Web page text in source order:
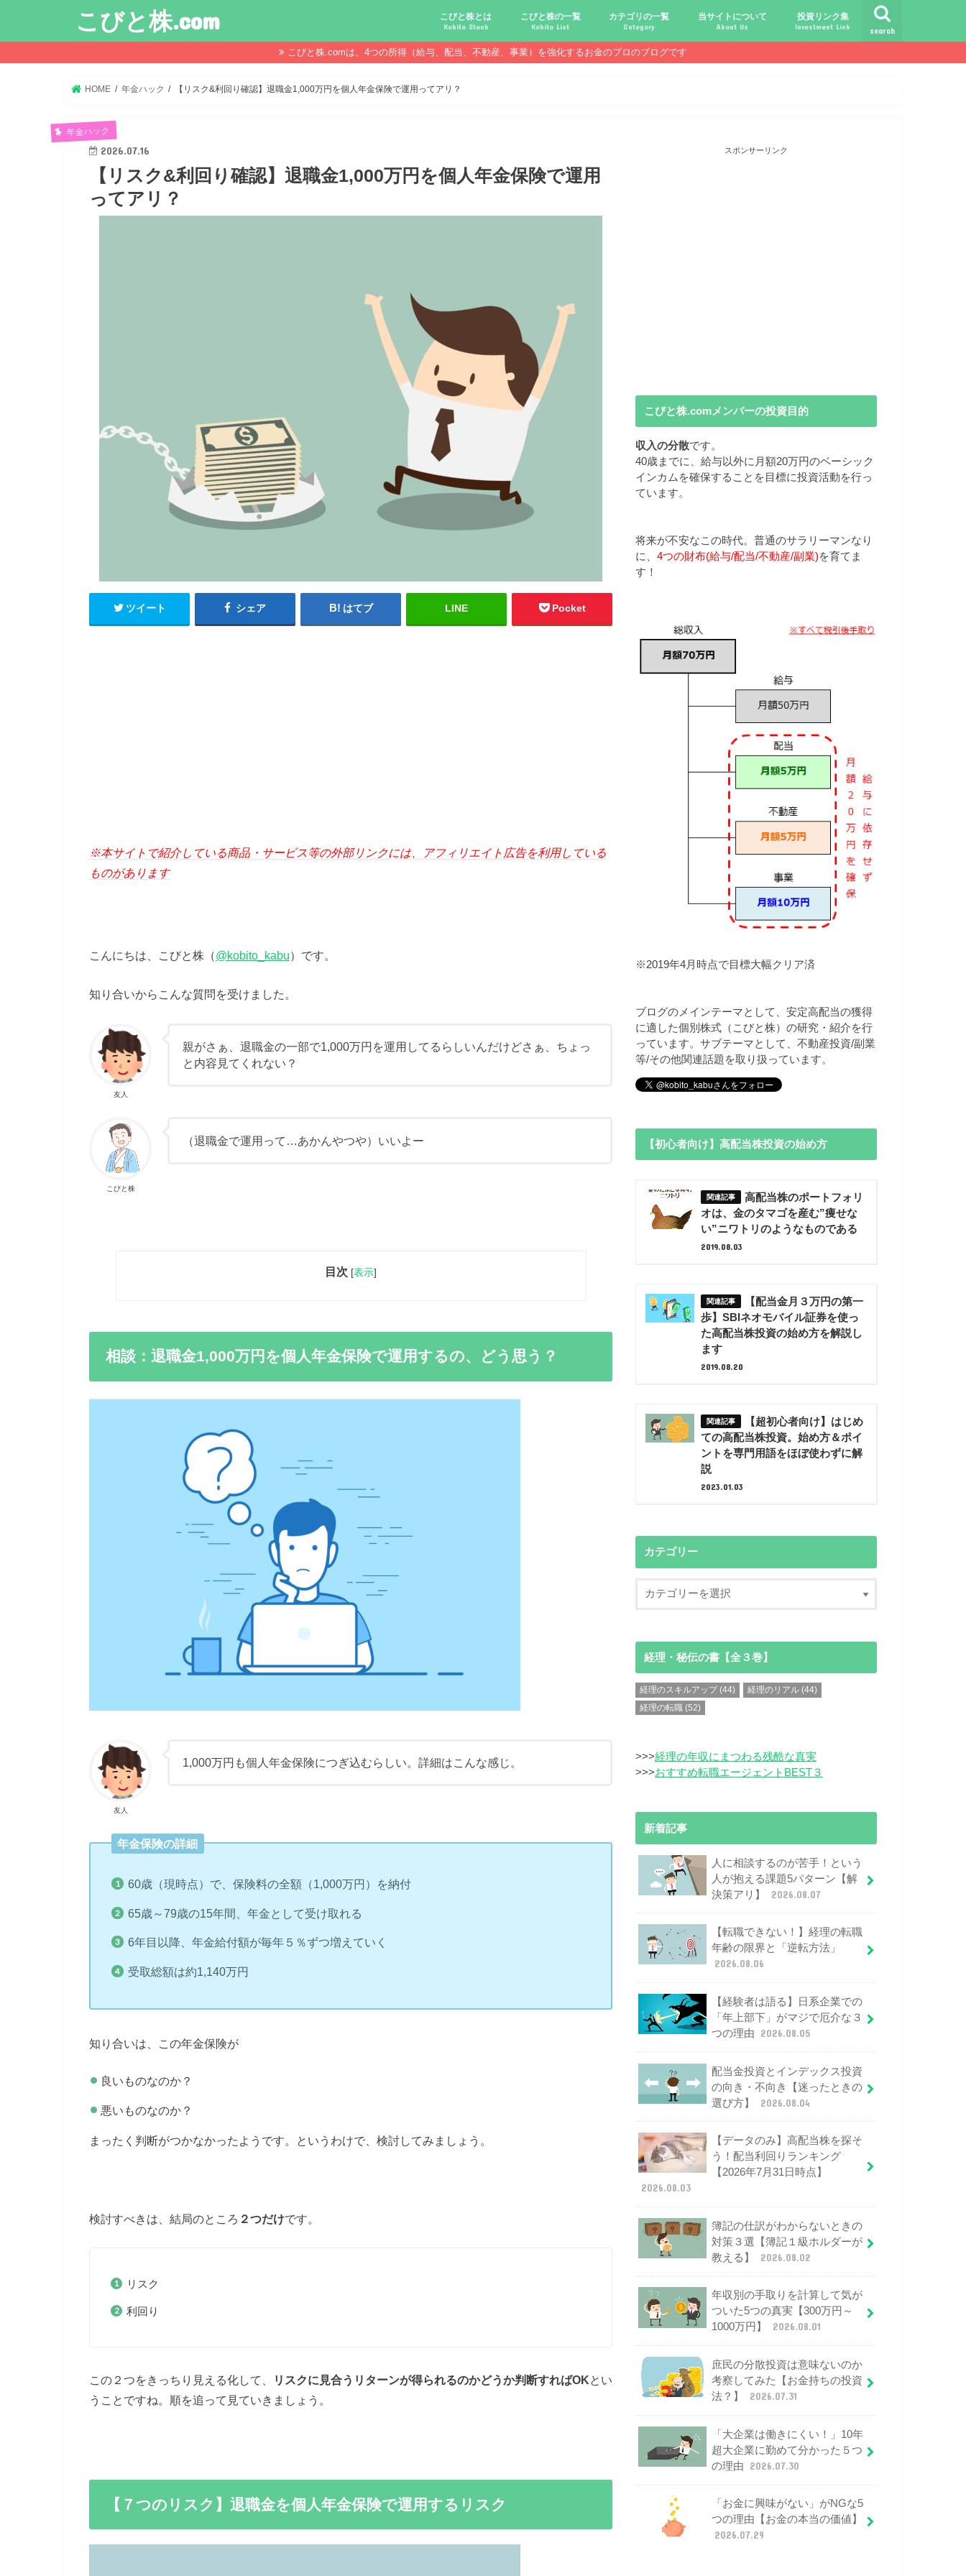
こびと株.com search
こびと株とは
Kobito Stock
こびと株投資を始める前に マジメなだけじゃ報われない時代？
配当金が守る、今-老後-子供達！
配当金があればこんなに遊べる！
債券・投信・中古１Rとの違い
口座開設！こびと探しの旅へ！
必ず知っておきたい専門用語集
こびと株の10条件
こびと株のメリット,デメリット
こびと株の投資10原則
こびと株投資のモデル紹介
こびと株の一覧
Kobito List
こびとNo.2169 CDS
こびとNo.4762 エックスネット
こびとNo.7751 キヤノン
こびとNo.7820 ニホンフラッシュ
こびとNo.7921 宝印刷
こびとNo.9986 蔵王産業
カテゴリの一覧
Category
こびと株.comライフ
給与ハック
副業ハック
配当金ハック
年金ハック
倹約ハック
当サイトについて
About Us
投資リンク集
Investment Link
こびと株.comは、4つの所得（給与、配当、不動産、事業）を強化するお金のプロのブログです
HOME 年金ハック 【リスク&利回り確認】退職金1,000万円を個人年金保険で運用ってアリ？
年金ハック
2026.07.16
【リスク&利回り確認】退職金1,000万円を個人年金保険で運用
ってアリ？
ツイート シェア はてブ LINE Pocket
※本サイトで紹介している商品・サービス等の外部リンクには、アフィリエイト広告を利用している
ものがあります
こんにちは、こびと株（@kobito_kabu）です。
知り合いからこんな質問を受けました。
友人
親がさぁ、退職金の一部で1,000万円を運用してるらしいんだけどさぁ、ちょっ
と内容見てくれない？
こびと株
（退職金で運用って…あかんやつや）いいよー
目次 [表示]
相談：退職金1,000万円を個人年金保険で運用するの、どう思う？
友人
1,000万円も個人年金保険につぎ込むらしい。詳細はこんな感じ。
年金保険の詳細
60歳（現時点）で、保険料の全額（1,000万円）を納付
65歳～79歳の15年間、年金として受け取れる
6年目以降、年金給付額が毎年５％ずつ増えていく
受取総額は約1,140万円
知り合いは、この年金保険が
良いものなのか？
悪いものなのか？
まったく判断がつかなかったようです。というわけで、検討してみましょう。
検討すべきは、結局のところ ２つだけです。
リスク
利回り
この２つをきっちり見える化して、 リスクに見合うリターンが得られるのかどうか判断すればOK とい
うことですね。順を追って見ていきましょう。
【７つのリスク】退職金を個人年金保険で運用するリスク
スポンサーリンク
こびと株.comメンバーの投資目的
収入の分散です。
40歳までに、給与以外に月額20万円のベーシック
インカムを確保することを目標に投資活動を行っ
ています。
将来が不安なこの時代。普通のサラリーマンなり
に、 4つの財布(給与/配当/不動産/副業)を育てま
す！
※2019年4月時点で目標大幅クリア済
ブログのメインテーマとして、安定高配当の獲得
に適した個別株式（こびと株）の研究・紹介を行
っています。サブテーマとして、不動産投資/副業
等/その他関連話題を取り扱っています。
【初心者向け】高配当株投資の始め方
高配当株のポートフォリ
オは、金のタマゴを産む”痩せな
い”ニワトリのようなものである
2019.08.03
【配当金月３万円の第一
歩】SBIネオモバイル証券を使っ
た高配当株投資の始め方を解説し
ます
2019.08.20
【超初心者向け】はじめ
ての高配当株投資。始め方＆ポイ
ントを専門用語をほぼ使わずに解
説
2023.01.03
カテゴリー
経理・秘伝の書【全３巻】
経理のスキルアップ (44) 経理のリアル (44)
経理の転職 (52)
>>>経理の年収にまつわる残酷な真実
>>>おすすめ転職エージェントBEST３
新着記事
人に相談するのが苦手！という
人が抱える課題5パターン【解
決策アリ】
2026.08.07
【転職できない！】経理の転職
年齢の限界と「逆転方法」
2026.08.06
【経験者は語る】日系企業での
「年上部下」がマジで厄介な３
つの理由
2026.08.05
配当金投資とインデックス投資
の向き・不向き【迷ったときの
選び方】
2026.08.04
【データのみ】高配当株を探そ
う！配当利回りランキング
【2026年7月31日時点】
2026.08.03
簿記の仕訳がわからないときの
対策３選【簿記１級ホルダーが
教える】
2026.08.02
年収別の手取りを計算して気が
ついた5つの真実【300万円～
1000万円】
2026.08.01
庶民の分散投資は意味ないのか
考察してみた【お金持ちの投資
法？】
2026.07.31
「大企業は働きにくい！」10年
超大企業に勤めて分かった５つ
の理由
2026.07.30
「お金に興味がない」がNGな5
つの理由【お金の本当の価値】
2026.07.29